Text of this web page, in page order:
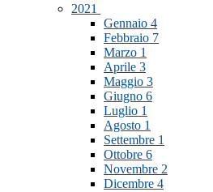
2021
Gennaio 4
Febbraio 7
Marzo 1
Aprile 3
Maggio 3
Giugno 6
Luglio 1
Agosto 1
Settembre 1
Ottobre 6
Novembre 2
Dicembre 4